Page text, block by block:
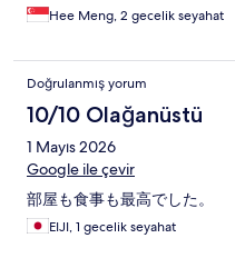
Hee Meng, 2 gecelik seyahat
Doğrulanmış yorum
10/10 Olağanüstü
1 Mayıs 2026
Google ile çevir
部屋も食事も最高でした。
EIJI, 1 gecelik seyahat